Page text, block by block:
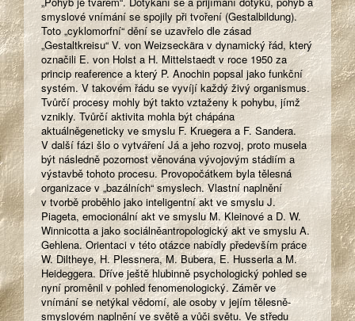
smyslové vnímání se spojily při tvoření (Gestalbildung).
Toto „cyklomorfní“ dění se uzavřelo dle zásad
„Gestaltkreisu“ V. von Weizseckära v dynamický řád, který
označili E. von Holst a H. Mittelstaedt v roce 1950 za
princip reaference a který P. Anochin popsal jako funkční
systém. V takovém řádu se vyvíjí každý živý organismus.
Tvůrčí procesy mohly být takto vztaženy k pohybu, jímž
vznikly. Tvůrčí aktivita mohla být chápána
aktuálněgeneticky ve smyslu F. Kruegera a F. Sandera.
V další fázi šlo o vytváření Já a jeho rozvoj, proto musela
být následně pozornost věnována vývojovým stádiím a
výstavbě tohoto procesu. Provopočátkem byla tělesná
organizace v „bazálních“ smyslech. Vlastní naplnění
v tvorbě proběhlo jako inteligentní akt ve smyslu J.
Piageta, emocionální akt ve smyslu M. Kleinové a D. W.
Winnicotta a jako sociálněantropologický akt ve smyslu A.
Gehlena. Orientaci v této otázce nabídly především práce
W. Diltheye, H. Plessnera, M. Bubera, E. Husserla a M.
Heideggera. Dříve ještě hlubinně psychologický pohled se
nyní proměnil v pohled fenomenologický. Záměr ve
vnímání se netýkal vědomí, ale osoby v jejím tělesně-
smyslovém naplnění ve světě a vůči světu. Ve středu